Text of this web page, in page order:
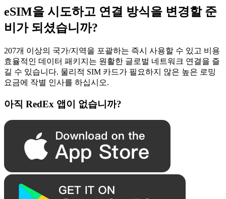
eSIM을 시도하고 연결 방식을 변경할 준
비가 되셨습니까?
207개 이상의 국가/지역을 포괄하는 즉시 사용할 수 있고 비용
효율적인 데이터 패키지는 원활한 글로벌 네트워크 연결을 즐
길 수 있습니다. 물리적 SIM 카드가 필요하지 않은 높은 로밍
요금에 작별 인사를 하십시오.
아직 RedEx 앱이 없습니까?